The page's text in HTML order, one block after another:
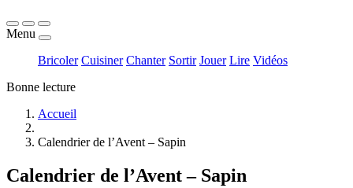
Menu
Bricoler Cuisiner Chanter Sortir Jouer Lire Vidéos
Bonne lecture
Accueil
Calendrier de l’Avent – Sapin
Calendrier de l’Avent – Sapin